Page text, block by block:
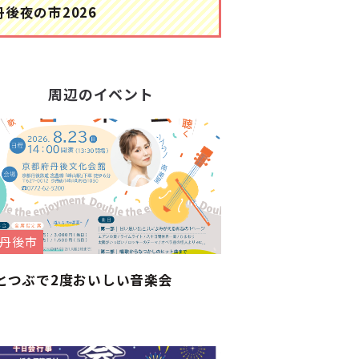
後夜の市2026
周辺のイベント
後市
つぶで2度おいしい音楽会